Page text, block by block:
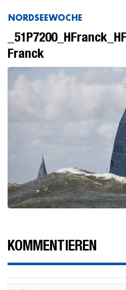
NORDSEEWOCHE
W2-20160514-
Franck
KOMMENTIEREN